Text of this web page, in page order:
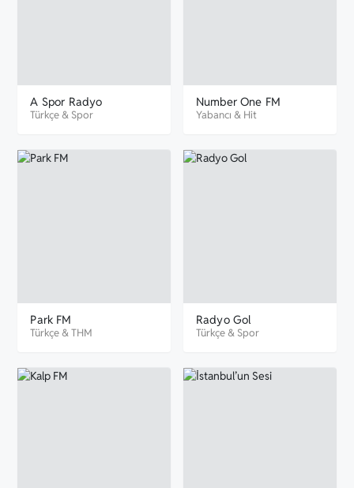
A Spor Radyo
Türkçe& Spor
Number One FM
Yabancı & Hit
Park FM
Türkçe&THM
Radyo Gol
Türkçe& Spor